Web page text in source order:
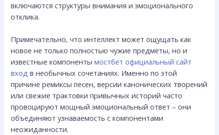
включаются структуры внимания и эмоционального
отклика.
Примечательно, что интеллект может ощущать как
новое не только полностью чужие предметы, но и
известные компонентымостбет официальный сайт
вход в необычных сочетаниях. Именно по этой
причине ремиксы песен, версии канонических творений
или свежие трактовки привычных историй часто
провоцируют мощный эмоциональный ответ – они
объединяют узнаваемость с компонентами
неожиданности.